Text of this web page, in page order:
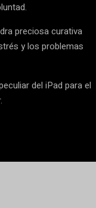
preciosa curativa
y los problemas
del iPad para el